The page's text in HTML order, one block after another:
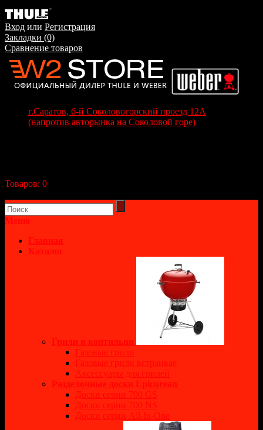
Вход или Регистрация
Закладки (0)
Сравнение товаров
г.Саратов, 6-й Соколовогорский проезд 12А
(напротив авторынка на Соколовой горе)
Товаров: 0
Меню
Главная
Каталог
Грили и коптильни
Газовые грили
Газовые грили встраивае
Аксессуары для грилей
Разделочные доски Epicurean
Доски серии 700 GS
Доски серии 700 NS
Доски серии All-In-One